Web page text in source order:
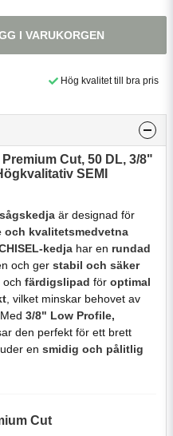
I VARUKORGEN
Hög kvalitet till bra pris
Cut, 50 DL, 3/8"
SEMI
är designad för
och kvalitetsmedvetna
kedja har en rundad
och ger stabil och säker
och färdigslipad för optimal
, vilket minskar behovet av
3/8" Low Profile,
den perfekt för ett brett
en smidig och pålitlig
Cut